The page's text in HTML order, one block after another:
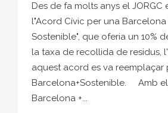
Des de fa molts anys el JORGC
l"Acord Cívic per una Barcelona
Sostenible", que oferia un 10%
la taxa de recollida de residus,
aquest acord es va reemplaçar
Barcelona+Sostenible. Amb
Barcelona +...